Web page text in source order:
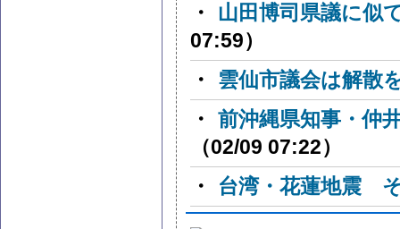
・
山田博司県議に似
07:59）
・
雲仙市議会は解散
・ 前沖縄県知事・仲
（02/09 07:22）
・
台湾・花蓮地震